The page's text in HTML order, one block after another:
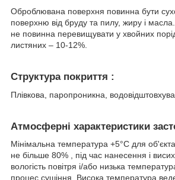
Оброблювана поверхня повинна бути
поверхню від бруду та пилу, жиру і
не повинна перевищувати у хвойних
листяних – 10-12%.
Структура покриття :
Плівкова, паропроникна,
Атмосферні характеристики
Мінімальна температура +5°С для об'єкта
не більше 80% , під час нанесення і
вологість повітря і/або низька
процес сушіння. Висока температура